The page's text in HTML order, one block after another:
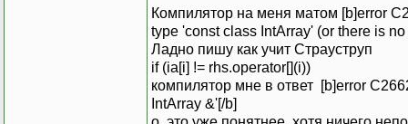
Компилятор на меня матом [b]error
type 'const class IntArray' (or there is
Ладно пишу как учит Страуструп
if (ia[i] != rhs.operator[](i))
компилятор мне в ответ [b]error
IntArray &'[/b]